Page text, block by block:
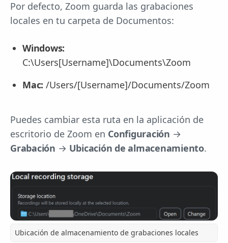
Por defecto, Zoom guarda las grabaciones
locales en tu carpeta de Documentos:
Windows:
C:\Users[Username]\Documents\Zoom
Mac: /Users/[Username]/Documents/Zoom
Puedes cambiar esta ruta en la aplicación de
escritorio de Zoom en Configuración →
Grabación → Ubicación de almacenamiento.
Ubicación de almacenamiento de grabaciones locales